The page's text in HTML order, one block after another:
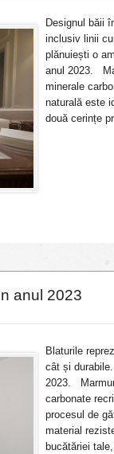
Designul băii
inclusiv linii
plănuiești o
anul 2023.
minerale
naturală este
două cerințe
anul 2023
Blaturile
cât și
2023.
carbonate
procesul de
material
bucătăriei